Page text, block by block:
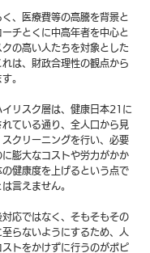
、医療費等の高騰を背景と
チとくに中高年者を中心と
の高い人たちを対象とした
は、財政合理性の観点から
。
イリスク層は、健康日本21に
ている通り、全人口から見
クリーニングを行い、必要
膨大なコストや労力がかか
健康度を上げるという点で
言えません。
応ではなく、そもそもその
らないようにするため、人
トをかけずに行うのがポピ